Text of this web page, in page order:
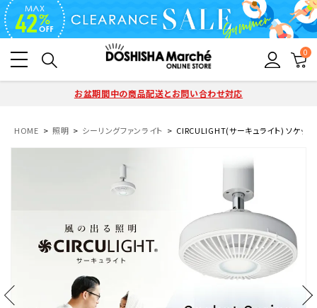
0
お盆期間中の商品配送とお問い合わせ対応
HOME 照明 シーリングファンライト CIRCULIGHT(サーキュライト) ソケッ